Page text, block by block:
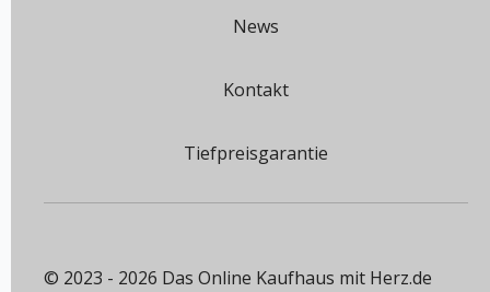
News
Kontakt
Tiefpreisgarantie
© 2023 - 2026 Das Online Kaufhaus mit Herz.de